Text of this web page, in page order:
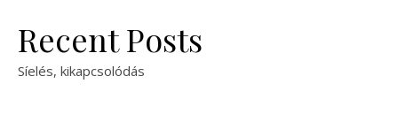
Recent Posts
Síelés, kikapcsolódás